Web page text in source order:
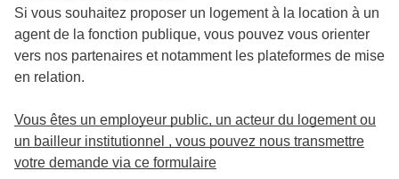
Si vous souhaitez proposer un logement à la location à un
agent de la fonction publique, vous pouvez vous orienter
vers nos partenaires et notamment les plateformes de mise
en relation.
Vous êtes un employeur public, un acteur du logement ou
un bailleur institutionnel , vous pouvez nous transmettre
votre demande via ce formulaire